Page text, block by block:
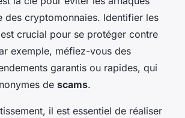
des cryptomonnaies. Identifier les
est crucial pour se protéger contre
exemple, méfiez-vous des
garantis ou rapides, qui
de scams.
il est essentiel de réaliser